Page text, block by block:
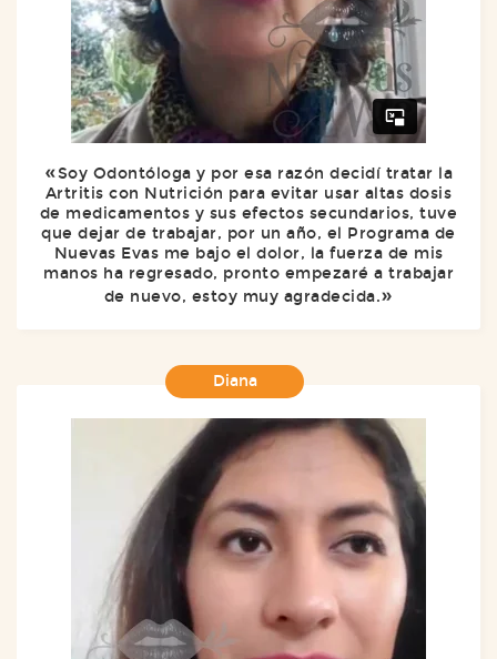
Soy Odontóloga y por esa razón decidí tratar la
Artritis con Nutrición para evitar usar altas dosis
de medicamentos y sus efectos secundarios, tuve
que dejar de trabajar, por un año, el Programa de
Nuevas Evas me bajo el dolor, la fuerza de mis
manos ha regresado, pronto empezaré a trabajar
de nuevo, estoy muy agradecida.
Diana